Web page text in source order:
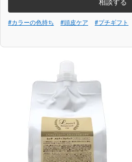
#カラーの色持ち #頭皮ケア #プチギフト